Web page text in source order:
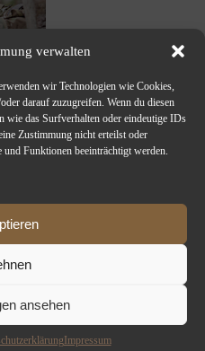
verwalten
wir Technologien wie Cookies,
darauf zuzugreifen. Wenn du diesen
wie das Surfverhalten oder eindeutige IDs
Zustimmung nicht erteilst oder
Funktionen beeinträchtigt werden.
ansehen
Impressum
DRESDEN | All Rights